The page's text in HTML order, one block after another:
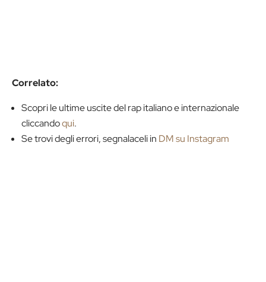
Correlato:
Scopri le ultime uscite del rap italiano e internazionale
cliccandoqui.
Se trovi degli errori, segnalaceli in DM su Instagram